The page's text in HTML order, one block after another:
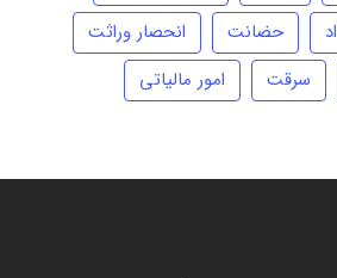
حضانت
انحصار وراثت
سرقت
امور مالیاتی